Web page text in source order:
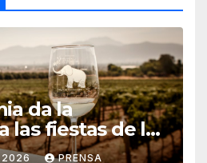
da la
las fiestas de la
2026 PRENSA